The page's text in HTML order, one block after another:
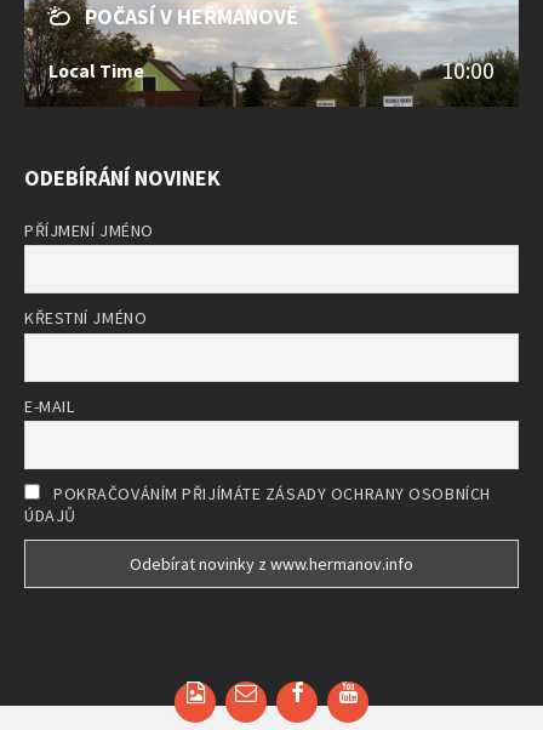
POČASÍ V HEŘMANOVĚ
Local Time 10:00
ODEBÍRÁNÍ NOVINEK
PŘÍJMENÍ JMÉNO
KŘESTNÍ JMÉNO
E-MAIL
POKRAČOVÁNÍM PŘIJÍMÁTE ZÁSADY OCHRANY OSOBNÍCH
ÚDAJŮ
EmailFacebookYouTube